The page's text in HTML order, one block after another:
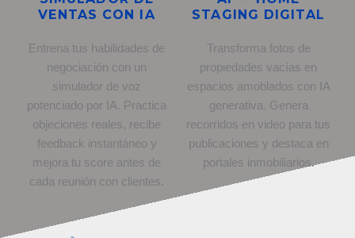
VENTAS CON IA
Entrena tus habilidades de
negociación con un
simulador de voz
potenciado por IA. Practica
objeciones reales, recibe
feedback instantáneo y
mejora tu score antes de
cada reunión con clientes.
STAGING DIGITAL
Transforma fotos de
propiedades vacías en
espacios amoblados con IA
generativa. Genera
recorridos en video para tus
publicaciones y destaca en
portales inmobiliarios.